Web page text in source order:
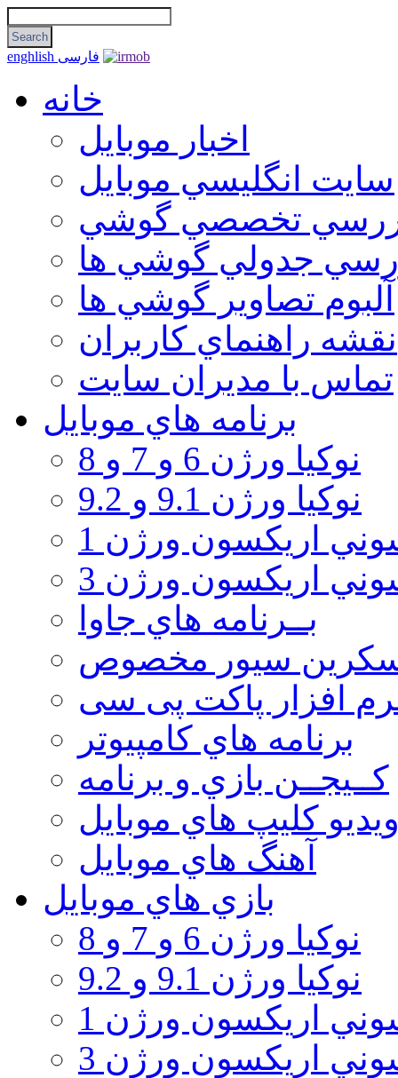
enghlish فارسی
خانه
اخبار موبایل
سايت انگليسي موبايل
تخصصي گوشي
جدولي گوشي ها
آلبوم تصاوير گوشي ها
نقشه راهنماي كاربران
تماس با مديران سايت
برنامه هاي موبايل
نوکیا ورژن 6 و 7 و 8
نوکیا ورژن 9.1 و 9.2
اريكسون ورژن 1
اريكسون ورژن 3
بــرنامه هاي جاوا
سيور مخصوص
افزار پاکت پی سی
برنامه هاي كامپيوتر
كــيجــن بازي و برنامه
كليپ هاي موبايل
آهنگ هاي موبايل
بازي هاي موبايل
نوكيا ورژن 6 و 7 و 8
نوكيا ورژن 9.1 و 9.2
اريكسون ورژن 1
اريكسون ورژن 3